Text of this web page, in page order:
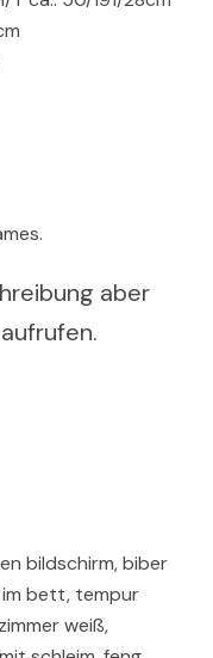
aber
bildschirm, biber
bett, tempur
weiß,